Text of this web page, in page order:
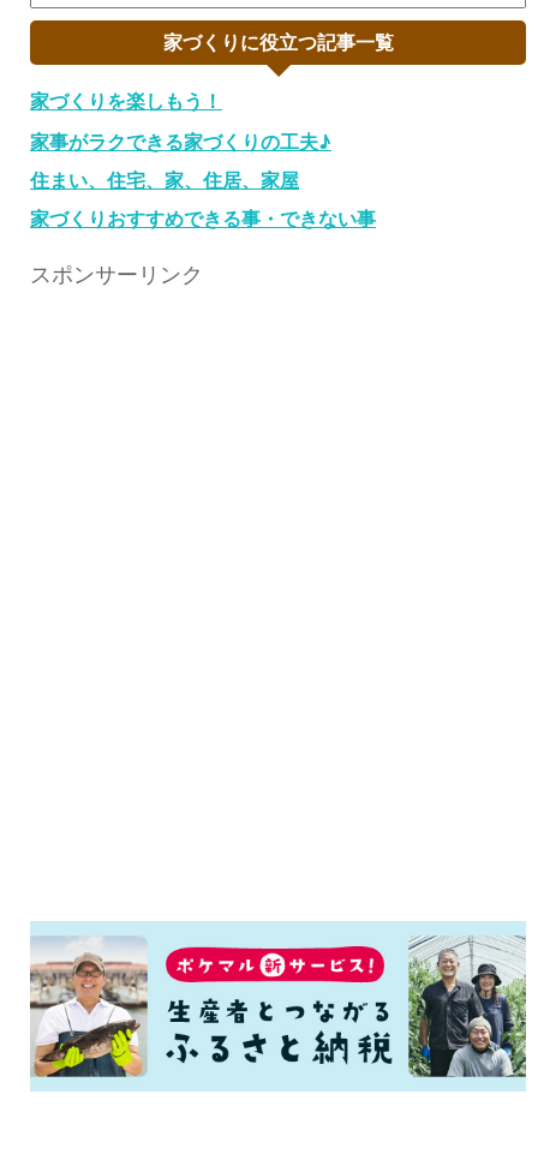
家づくりに役立つ記事一覧
家づくりを楽しもう！
家事がラクできる家づくりの工夫♪
住まい、住宅、家、住居、家屋
家づくりおすすめできる事・できない事
スポンサーリンク